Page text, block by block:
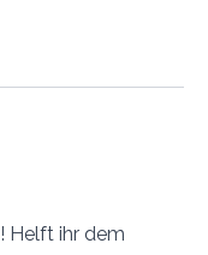
Helft ihr dem